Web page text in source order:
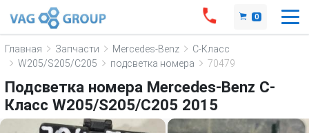
0
Главная Запчасти Mercedes-Benz
C-Класс
W205/S205/C205
подсветка номера 70479
Подсветка номера Mercedes-Benz C-
Класс W205/S205/C205 2015